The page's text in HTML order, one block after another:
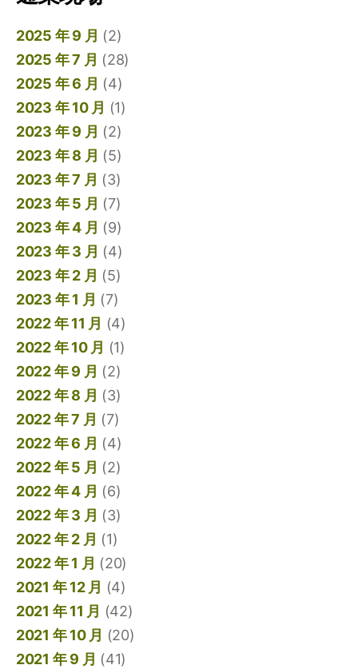
2025 年 9 月 (2)
2025 年 7 月 (28)
2025 年 6 月 (4)
2023 年 10 月 (1)
2023 年 9 月 (2)
2023 年 8 月 (5)
2023 年 7 月 (3)
2023 年 5 月 (7)
2023 年 4 月 (9)
2023 年 3 月 (4)
2023 年 2 月 (5)
2023 年 1 月 (7)
2022 年 11 月 (4)
2022 年 10 月 (1)
2022 年 9 月 (2)
2022 年 8 月 (3)
2022 年 7 月 (7)
2022 年 6 月 (4)
2022 年 5 月 (2)
2022 年 4 月 (6)
2022 年 3 月 (3)
2022 年 2 月 (1)
2022 年 1 月 (20)
2021 年 12 月 (4)
2021 年 11 月 (42)
2021 年 10 月 (20)
2021 年 9 月 (41)